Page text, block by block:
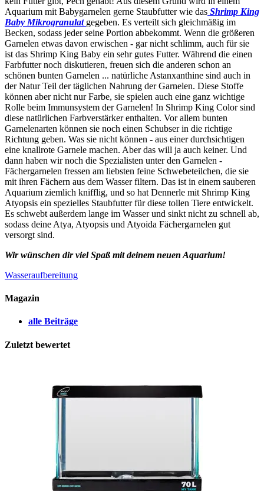
Aquarium mit Babygarnelen gerne Staubfutter wie das Shrimp King
Baby Mikrogranulat gegeben. Es verteilt sich gleichmäßig im
Becken, sodass jeder seine Portion abbekommt. Wenn die größeren
Garnelen etwas davon erwischen - gar nicht schlimm, auch für sie
ist das Shrimp King Baby ein sehr gutes Futter. Während die einen
Farbfutter noch diskutieren, freuen sich die anderen schon an
schönen bunten Garnelen ... natürliche Astanxanthine sind auch in
der Natur Teil der täglichen Nahrung der Garnelen. Diese Stoffe
können aber nicht nur Farbe, sie spielen auch eine ganz wichtige
Rolle beim Immunsystem der Garnelen! In Shrimp King Color sind
diese natürlichen Farbverstärker enthalten. Vor allem bunten
Garnelenarten können sie noch einen Schubser in die richtige
Richtung geben. Was sie nicht können - aus einer durchsichtigen
eine knallrote Garnele machen. Aber das will ja auch keiner. Und
dann haben wir noch die Spezialisten unter den Garnelen -
Fächergarnelen fressen am liebsten feine Schwebeteilchen, die sie
mit ihren Fächern aus dem Wasser filtern. Das ist in einem sauberen
Aquarium ziemlich knifflig, und so hat Dennerle mit Shrimp King
Atyopsis ein spezielles Staubfutter für diese tollen Tiere entwickelt.
Es schwebt außerdem lange im Wasser und sinkt nicht zu schnell ab,
sodass deine Atya, Atyopsis und Atyoida Fächergarnelen gut
versorgt sind.
Wir wünschen dir viel Spaß mit deinem neuen Aquarium!
Wasseraufbereitung
Magazin
alle Beiträge
Zuletzt bewertet